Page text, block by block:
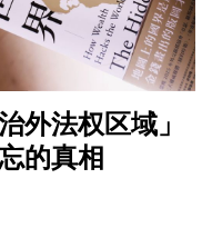
外法权区域」
的真相